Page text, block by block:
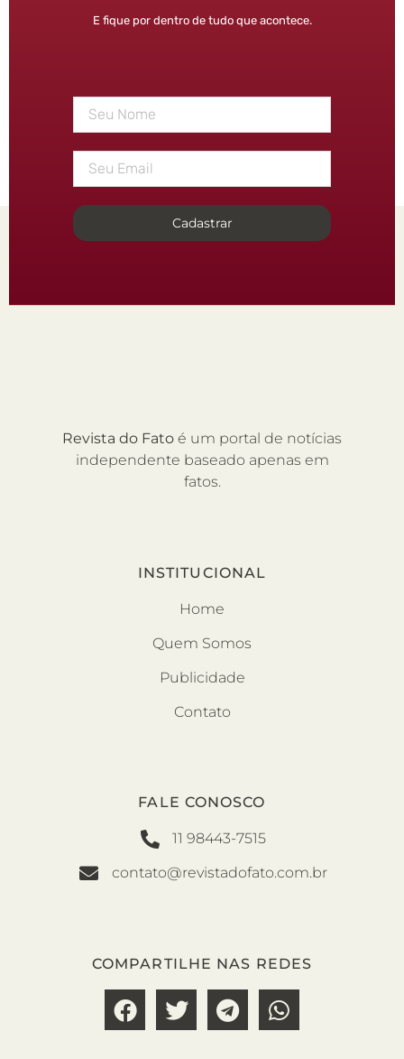
E fique por dentro de tudo que acontece.
Cadastrar
Revista do Fato é um portal de notícias
independente baseado apenas em
fatos.
INSTITUCIONAL
Home
Quem Somos
Publicidade
Contato
FALE CONOSCO
11 98443-7515
contato@revistadofato.com.br
COMPARTILHE NAS REDES